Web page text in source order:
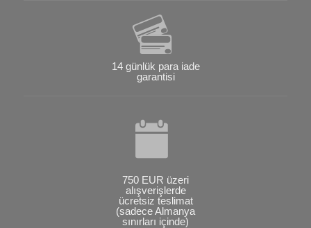
14 günlük para iade
garantisi
750 EUR üzeri
alışverişlerde
ücretsiz teslimat
(sadece Almanya
sınırları içinde)